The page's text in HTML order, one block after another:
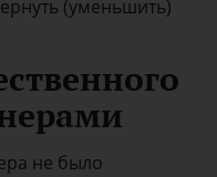
(уменьшить)
не было